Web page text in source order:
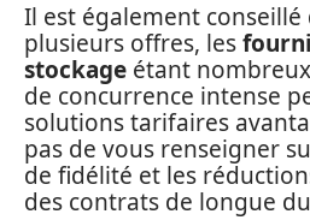
Il est également
plusieurs offres, les
stockage étant
de concurrence intense
solutions tarifaires
pas de vous renseigner
de fidélité et les
des contrats de longue